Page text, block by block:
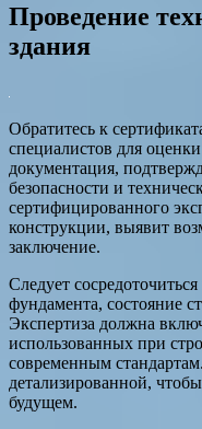
Проведение
здания
Обратитесь к
специалистов для
документация,
безопасности и
сертифицированного
конструкции, выявит
заключение.
Следует
фундамента, состояние
Экспертиза должна
использованных при
современным
детализированной,
будущем.